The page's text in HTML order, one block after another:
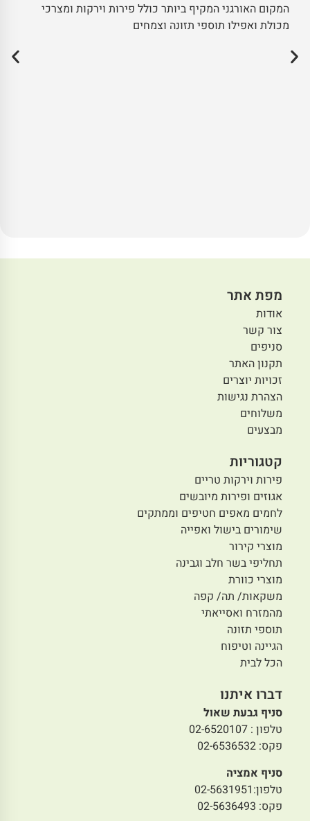
המקום האורגני המקיף ביותר כולל פירות וירקות ומצרכי
מכולת ואפילו תוספי תזונה וצמחים
מפת אתר
אודות
צור קשר
סניפים
תקנון האתר
זכויות יוצרים
הצהרת נגישות
משלוחים
מבצעים
קטגוריות
פירות וירקות טריים
אגוזים ופירות מיובשים
לחמים מאפים חטיפים וממתקים
שימורים בישול ואפייה
מוצרי קירור
תחליפי בשר חלב וגבינה
מוצרי כוורת
משקאות/ תה/ קפה
מהמזרח ואסייאתי
תוספי תזונה
הגיינה וטיפוח
הכל לבית
דברו איתנו
סניף גבעת שאול
טלפון : 02-6520107
פקס: 02-6536532
סניף אמציה
טלפון:02-5631951
פקס: 02-5636493